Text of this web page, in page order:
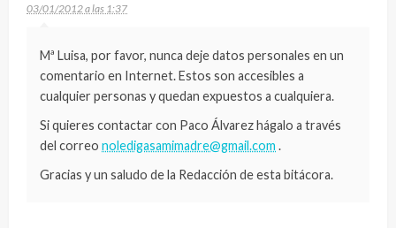
03/01/2012 a las 1:37
Mª Luisa, por favor, nunca deje datos personales en un
comentario en Internet. Estos son accesibles a
cualquier personas y quedan expuestos a cualquiera.
Si quieres contactar con Paco Álvarez hágalo a través
del correo noledigasamimadre@gmail.com .
Gracias y un saludo de la Redacción de esta bitácora.